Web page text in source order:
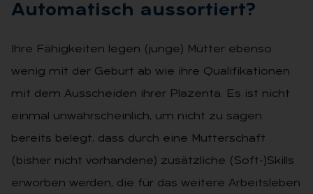
Au­to­ma­tisch aus­sor­tiert?
Ihre Fähigkeiten legen (junge) Mütter ebenso
wenig mit der Geburt ab wie ihre Qualifikationen
mit dem Ausscheiden ihrer Plazenta. Es ist nicht
einmal unwahrscheinlich, um nicht zu sagen
bereits belegt, dass durch eine Mutterschaft
(bisher nicht vorhandene) zusätzliche (Soft-)Skills
erworben werden, die für das weitere Arbeitsleben